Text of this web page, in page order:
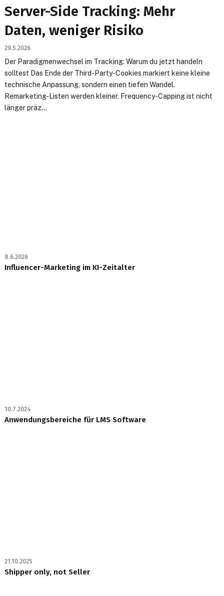
Server-Side Tracking: Mehr
Daten, weniger Risiko
29.5.2026
Der Paradigmenwechsel im Tracking: Warum du jetzt handeln
solltest Das Ende der Third-Party-Cookies markiert keine kleine
technische Anpassung, sondern einen tiefen Wandel.
Remarketing-Listen werden kleiner. Frequency-Capping ist nicht
länger präz...
8.6.2026
Influencer-Marketing im KI-Zeitalter
10.7.2024
Anwendungsbereiche für LMS Software
21.10.2025
Shipper only, not Seller